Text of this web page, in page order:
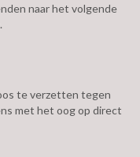
naar het volgende
.
te verzetten tegen
met het oog op direct